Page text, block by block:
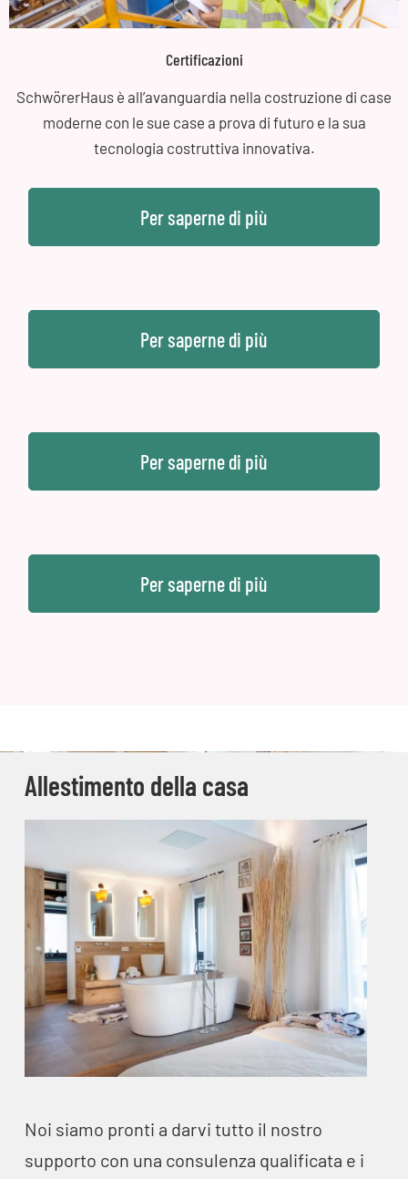
Certificazioni
SchwörerHaus è all’avanguardia nella costruzione di case
moderne con le sue case a prova di futuro e la sua
tecnologia costruttiva innovativa.
Per saperne di più
Per saperne di più
Per saperne di più
Per saperne di più
Allestimento della casa
Noi siamo pronti a darvi tutto il nostro
supporto con una consulenza qualificata e i